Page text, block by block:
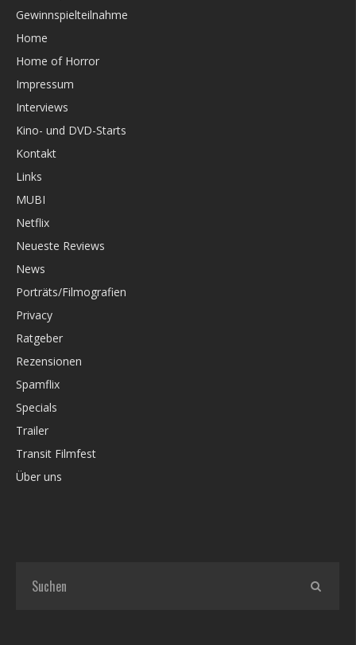
Gewinnspielteilnahme
Home
Home of Horror
Impressum
Interviews
Kino- und DVD-Starts
Kontakt
Links
MUBI
Netflix
Neueste Reviews
News
Porträts/Filmografien
Privacy
Ratgeber
Rezensionen
Spamflix
Specials
Trailer
Transit Filmfest
Über uns